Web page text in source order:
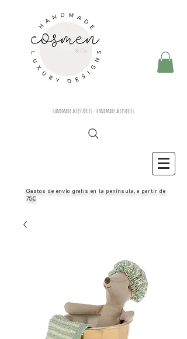
Handmade accessories - handmade accesories
Gastos de envío gratis en la península, a partir de
75€